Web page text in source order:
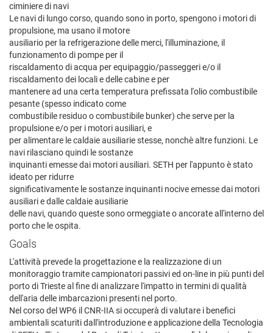
ciminiere di navi
Le navi di lungo corso, quando sono in porto, spengono i motori di
propulsione, ma usano il motore
ausiliario per la refrigerazione delle merci, l'illuminazione, il
funzionamento di pompe per il
riscaldamento di acqua per equipaggio/passeggeri e/o il
riscaldamento dei locali e delle cabine e per
mantenere ad una certa temperatura prefissata l'olio combustibile
pesante (spesso indicato come
combustibile residuo o combustibile bunker) che serve per la
propulsione e/o per i motori ausiliari, e
per alimentare le caldaie ausiliarie stesse, nonchè altre funzioni. Le
navi rilasciano quindi le sostanze
inquinanti emesse dai motori ausiliari. SETH per l'appunto è stato
ideato per ridurre
significativamente le sostanze inquinanti nocive emesse dai motori
ausiliari e dalle caldaie ausiliarie
delle navi, quando queste sono ormeggiate o ancorate all'interno del
porto che le ospita.
Goals
L'attività prevede la progettazione e la realizzazione di un
monitoraggio tramite campionatori passivi ed on-line in più punti del
porto di Trieste al fine di analizzare l'impatto in termini di qualità
dell'aria delle imbarcazioni presenti nel porto.
Nel corso del WP6 il CNR-IIA si occuperà di valutare i benefici
ambientali scaturiti dall'introduzione e applicazione della Tecnologia